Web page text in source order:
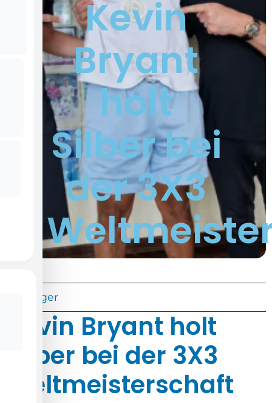
Kevin
Bryant
holt
Silber bei
der 3X3
Voriger
Kevin Bryant holt
Silber bei der 3X3
Weltmeisterschaft